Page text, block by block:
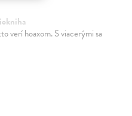
verí hoaxom. S viacerými sa